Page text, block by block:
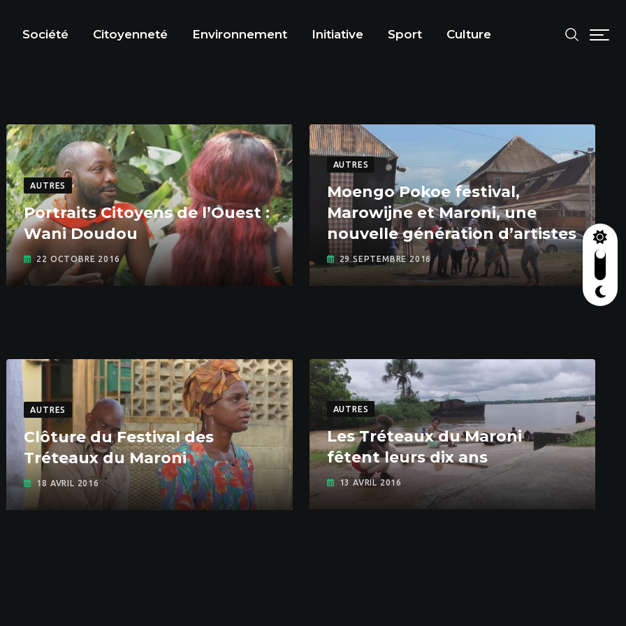
Société Citoyenneté Environnement Initiative Sport Culture
AUTRES
Portraits Citoyens de l’Ouest :
Wani Doudou
22 OCTOBRE 2016
AUTRES
Moengo Pokoe festival,
Marowijne et Maroni, une
nouvelle génération d’artistes
29 SEPTEMBRE 2016
AUTRES
Clôture du Festival des
Tréteaux du Maroni
18 AVRIL 2016
AUTRES
Les Tréteaux du Maroni
fêtent leurs dix ans
13 AVRIL 2016